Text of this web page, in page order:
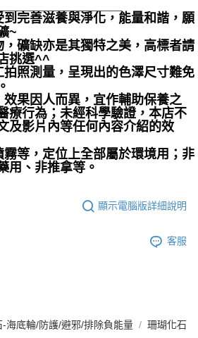
到完善滋養與淨化，能量和諧，願
~
，礦缺亦是其獨特之美，高標者請
挑選^^
拍照測量，呈現出的色澤尺寸難免
效果因人而異，宜作輔助保養之
療行為；未經科學驗證，本店不
及影片內等任何內容介紹的效
霧等，定位上全部屬於環境用；非
用、非推拿等。
顯示電腦版詳細說明
客服
海底輪/防護/避邪/排除負能量 珊瑚化石